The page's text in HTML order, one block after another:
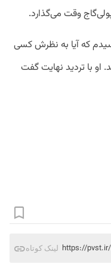
وقت می‌گذارد.
که آیا به نظرش کسی
او با تردید نهایت گفت
لینک کوتاه https://